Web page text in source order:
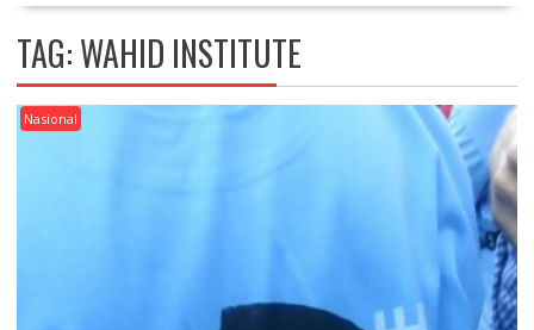
TAG:WAHID INSTITUTE
Nasional